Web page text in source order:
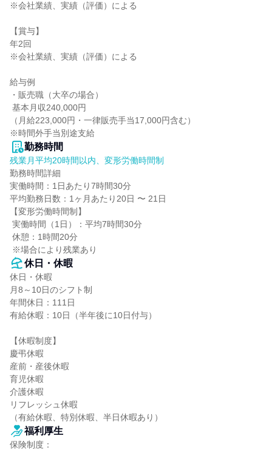
※会社業績、実績（評価）による
【賞与】
年2回
※会社業績、実績（評価）による
給与例
・販売職（大卒の場合）
（月給223,000円・一律販売手当17,000円含む）
※時間外手当別途支給
勤務時間
残業月平均20時間以内、変形労働時間制
勤務時間詳細
実働時間：1日あたり7時間30分
平均勤務日数：1ヶ月あたり20日 〜 21日
【変形労働時間制】
※場合により残業あり
休日・休暇
休日・休暇
月8～10日のシフト制
年間休日：111日
有給休暇：10日（半年後に10日付与）
【休暇制度】
慶弔休暇
産前・産後休暇
育児休暇
介護休暇
リフレッシュ休暇
（有給休暇、特別休暇、半日休暇あり）
福利厚生
保険制度：